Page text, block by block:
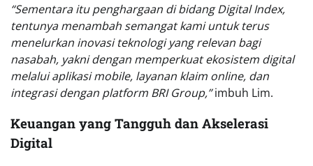
“Sementara itu penghargaan di bidang Digital Index,
tentunya menambah semangat kami untuk terus
menelurkan inovasi teknologi yang relevan bagi
nasabah, yakni dengan memperkuat ekosistem digital
melalui aplikasi mobile, layanan klaim online, dan
integrasi dengan platform BRI Group,”imbuh Lim.
Keuangan yang Tangguh dan Akselerasi
Digital